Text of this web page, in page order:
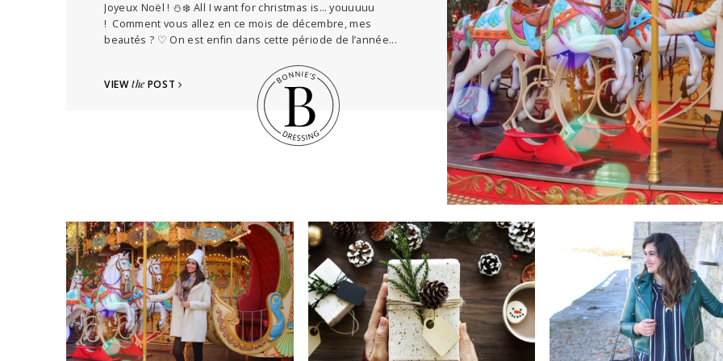
Joyeux Noël ! ⛄❄️ All I want for christmas is… youuuuu
! Comment vous allez en ce mois de décembre, mes
beautés ? ♡ On est enfin dans cette période de l’année...
VIEWthe POST